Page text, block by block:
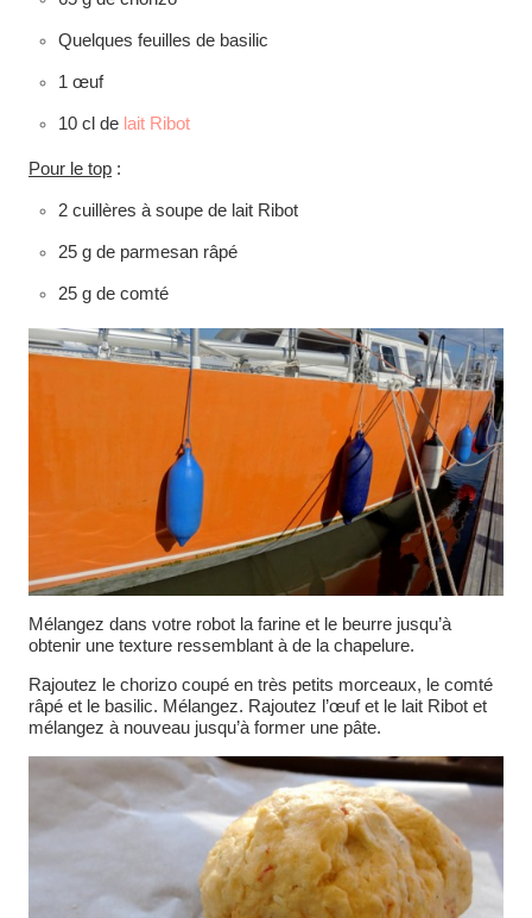
Quelques feuilles de basilic
1 œuf
10 cl de lait Ribot
Pour le top :
2 cuillères à soupe de lait Ribot
25 g de parmesan râpé
25 g de comté
Mélangez dans votre robot la farine et le beurre jusqu’à
obtenir une texture ressemblant à de la chapelure.
Rajoutez le chorizo coupé en très petits morceaux, le comté
râpé et le basilic. Mélangez. Rajoutez l’œuf et le lait Ribot et
mélangez à nouveau jusqu’à former une pâte.